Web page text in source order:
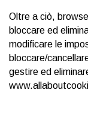
Oltre a ciò,
bloccare ed
modificare le
bloccare/
gestire ed